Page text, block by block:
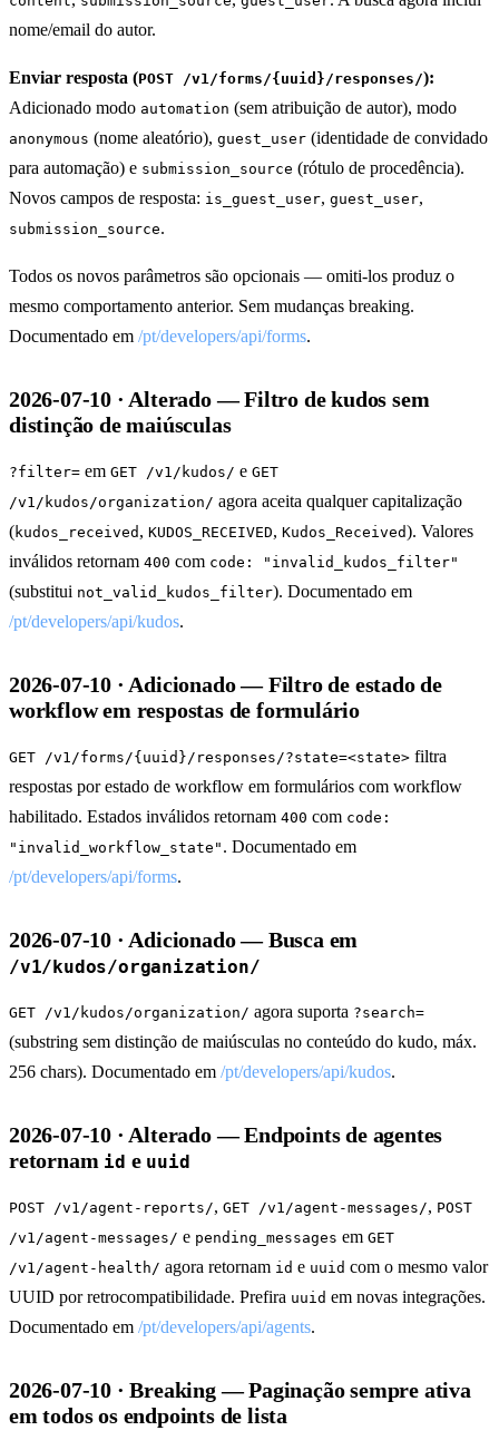
nome/email do autor.
Enviar resposta (POST /v1/forms/{uuid}/responses/):
Adicionado modo automation (sem atribuição de autor), modo
anonymous (nome aleatório), guest_user (identidade de convidado
para automação) e submission_source (rótulo de procedência).
Novos campos de resposta: is_guest_user, guest_user,
submission_source.
Todos os novos parâmetros são opcionais — omiti-los produz o
mesmo comportamento anterior. Sem mudanças breaking.
Documentado em /pt/developers/api/forms.
2026-07-10 · Alterado — Filtro de kudos sem
distinção de maiúsculas
?filter= em GET /v1/kudos/ e GET
/v1/kudos/organization/ agora aceita qualquer capitalização
(kudos_received , KUDOS_RECEIVED, Kudos_Received). Valores
inválidos retornam 400 com code: "invalid_kudos_filter"
(substitui not_valid_kudos_filter). Documentado em
/pt/developers/api/kudos.
2026-07-10 · Adicionado — Filtro de estado de
workflow em respostas de formulário
GET /v1/forms/{uuid}/responses/?state=<state> filtra
respostas por estado de workflow em formulários com workflow
habilitado. Estados inválidos retornam 400 com code:
"invalid_workflow_state" . Documentado em
/pt/developers/api/forms.
2026-07-10 · Adicionado — Busca em
/v1/kudos/organization/
GET /v1/kudos/organization/ agora suporta ?search=
(substring sem distinção de maiúsculas no conteúdo do kudo, máx.
256 chars). Documentado em /pt/developers/api/kudos.
2026-07-10 · Alterado — Endpoints de agentes
retornam id e uuid
POST /v1/agent-reports/, GET /v1/agent-messages/, POST
/v1/agent-messages/ e pending_messages em GET
/v1/agent-health/ agora retornam id e uuid com o mesmo valor
UUID por retrocompatibilidade. Prefira uuid em novas integrações.
Documentado em /pt/developers/api/agents.
2026-07-10 · Breaking — Paginação sempre ativa
em todos os endpoints de lista